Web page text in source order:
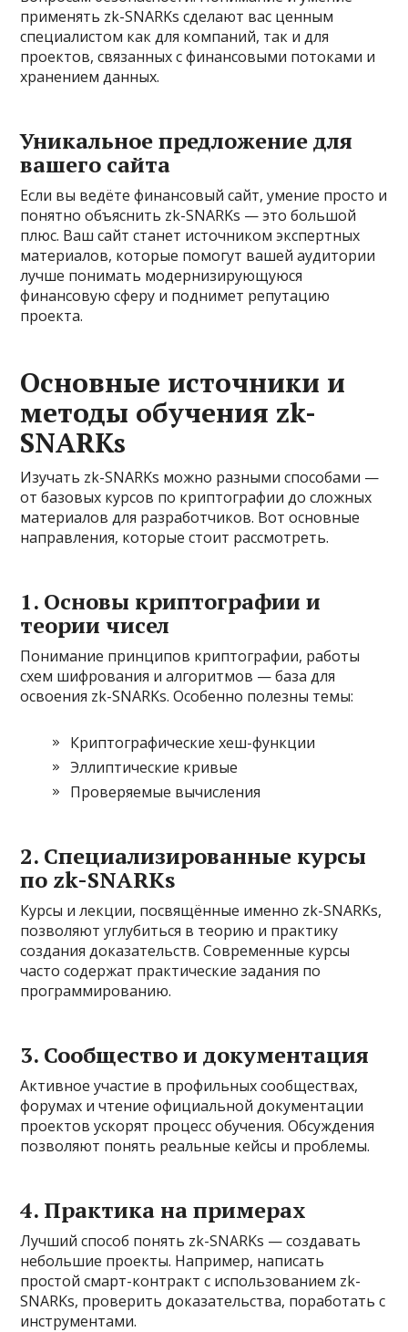
применять zk-SNARKs сделают вас ценным
специалистом как для компаний, так и для
проектов, связанных с финансовыми потоками и
хранением данных.
Уникальное предложение для
вашего сайта
Если вы ведёте финансовый сайт, умение просто и
понятно объяснить zk-SNARKs — это большой
плюс. Ваш сайт станет источником экспертных
материалов, которые помогут вашей аудитории
лучше понимать модернизирующуюся
финансовую сферу и поднимет репутацию
проекта.
Основные источники и
методы обучения zk-
SNARKs
Изучать zk-SNARKs можно разными способами —
от базовых курсов по криптографии до сложных
материалов для разработчиков. Вот основные
направления, которые стоит рассмотреть.
1. Основы криптографии и
теории чисел
Понимание принципов криптографии, работы
схем шифрования и алгоритмов — база для
освоения zk-SNARKs. Особенно полезны темы:
Криптографические хеш-функции
Эллиптические кривые
Проверяемые вычисления
2. Специализированные курсы
по zk-SNARKs
Курсы и лекции, посвящённые именно zk-SNARKs,
позволяют углубиться в теорию и практику
создания доказательств. Современные курсы
часто содержат практические задания по
программированию.
3. Сообщество и документация
Активное участие в профильных сообществах,
форумах и чтение официальной документации
проектов ускорят процесс обучения. Обсуждения
позволяют понять реальные кейсы и проблемы.
4. Практика на примерах
Лучший способ понять zk-SNARKs — создавать
небольшие проекты. Например, написать
простой смарт-контракт с использованием zk-
SNARKs, проверить доказательства, поработать с
инструментами.